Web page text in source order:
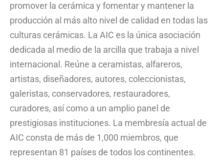
promover la cerámica y fomentar y mantener la
producción al más alto nivel de calidad en todas las
culturas cerámicas. La AIC es la única asociación
dedicada al medio de la arcilla que trabaja a nivel
internacional. Reúne a ceramistas, alfareros,
artistas, diseñadores, autores, coleccionistas,
galeristas, conservadores, restauradores,
curadores, así como a un amplio panel de
prestigiosas instituciones. La membresía actual de
AIC consta de más de 1,000 miembros, que
representan 81 países de todos los continentes.